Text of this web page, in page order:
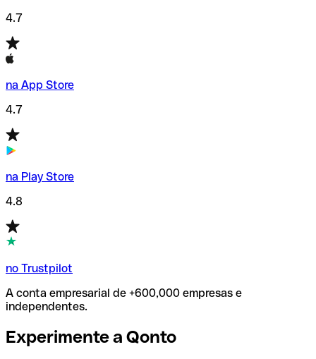
4.7
na App Store
4.7
na Play Store
4.8
no Trustpilot
A conta empresarial de +600,000 empresas e
independentes.
Experimente a Qonto